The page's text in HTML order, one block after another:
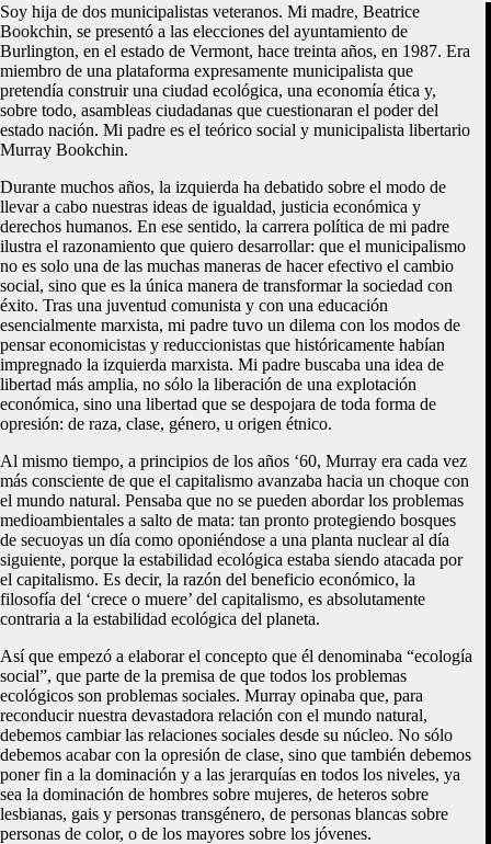
Soy hija de dos municipalistas veteranos. Mi madre, Beatrice
Bookchin, se presentó a las elecciones del ayuntamiento de
Burlington, en el estado de Vermont, hace treinta años, en 1987. Era
miembro de una plataforma expresamente municipalista que
pretendía construir una ciudad ecológica, una economía ética y,
sobre todo, asambleas ciudadanas que cuestionaran el poder del
estado nación. Mi padre es el teórico social y municipalista libertario
Murray Bookchin.
Durante muchos años, la izquierda ha debatido sobre el modo de
llevar a cabo nuestras ideas de igualdad, justicia económica y
derechos humanos. En ese sentido, la carrera política de mi padre
ilustra el razonamiento que quiero desarrollar: que el municipalismo
no es solo una de las muchas maneras de hacer efectivo el cambio
social, sino que es la única manera de transformar la sociedad con
éxito. Tras una juventud comunista y con una educación
esencialmente marxista, mi padre tuvo un dilema con los modos de
pensar economicistas y reduccionistas que históricamente habían
impregnado la izquierda marxista. Mi padre buscaba una idea de
libertad más amplia, no sólo la liberación de una explotación
económica, sino una libertad que se despojara de toda forma de
opresión: de raza, clase, género, u origen étnico.
Al mismo tiempo, a principios de los años ‘60, Murray era cada vez
más consciente de que el capitalismo avanzaba hacia un choque con
el mundo natural. Pensaba que no se pueden abordar los problemas
medioambientales a salto de mata: tan pronto protegiendo bosques
de secuoyas un día como oponiéndose a una planta nuclear al día
siguiente, porque la estabilidad ecológica estaba siendo atacada por
el capitalismo. Es decir, la razón del beneficio económico, la
filosofía del ‘crece o muere’ del capitalismo, es absolutamente
contraria a la estabilidad ecológica del planeta.
Así que empezó a elaborar el concepto que él denominaba “ecología
social”, que parte de la premisa de que todos los problemas
ecológicos son problemas sociales. Murray opinaba que, para
reconducir nuestra devastadora relación con el mundo natural,
debemos cambiar las relaciones sociales desde su núcleo. No sólo
debemos acabar con la opresión de clase, sino que también debemos
poner fin a la dominación y a las jerarquías en todos los niveles, ya
sea la dominación de hombres sobre mujeres, de heteros sobre
lesbianas, gais y personas transgénero, de personas blancas sobre
personas de color, o de los mayores sobre los jóvenes.